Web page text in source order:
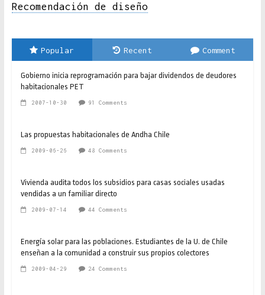
Recomendación de diseño
Popular Recent Comment
Gobierno inicia reprogramación para bajar dividendos de deudores
habitacionales PET
2007-10-30 91 Comments
Las propuestas habitacionales de Andha Chile
2009-06-26 48 Comments
Vivienda audita todos los subsidios para casas sociales usadas
vendidas a un familiar directo
2009-07-14 44 Comments
Energía solar para las poblaciones. Estudiantes de la U. de Chile
enseñan a la comunidad a construir sus propios colectores
2009-04-29 24 Comments